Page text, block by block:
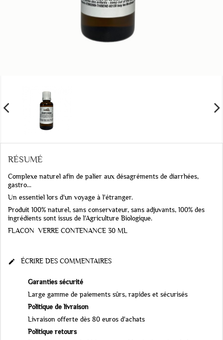
RÉSUMÉ
Complexe naturel afin de palier aux désagréments de diarrhées,
gastro...
Un essentiel lors d'un voyage à l'étranger.
Produit 100% naturel, sans conservateur, sans adjuvants, 100% des
ingrédients sont issus de l'Agriculture Biologique.
FLACON VERRE CONTENANCE 30 ML
 ÉCRIRE DES COMMENTAIRES
Garanties sécurité
Large gamme de paiements sûrs, rapides et sécurisés
Politique de livraison
Livraison offerte dès 80 euros d'achats
Politique retours